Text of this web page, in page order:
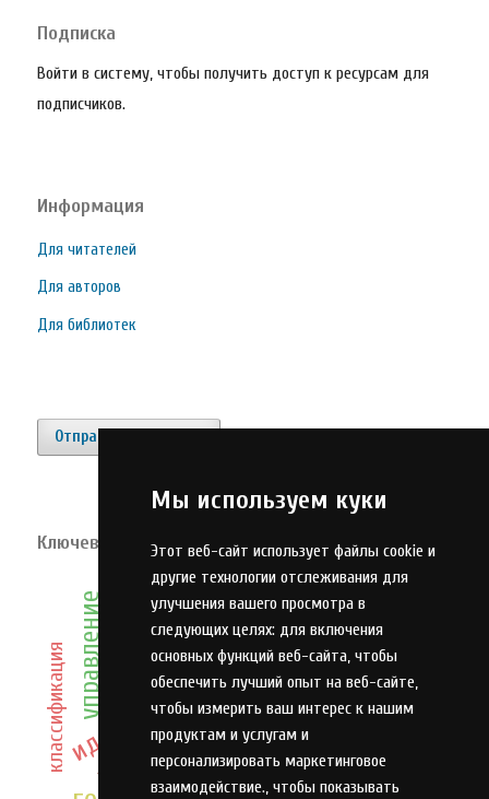
Мы используем куки
Этот веб-сайт использует файлы cookie и
другие технологии отслеживания для
улучшения вашего просмотра в
следующих целях: для включения
основных функций веб-сайта, чтобы
обеспечить лучший опыт на веб-сайте,
чтобы измерить ваш интерес к нашим
продуктам и услугам и
персонализировать маркетинговое
взаимодействие., чтобы показывать
Подписка
Войти в систему, чтобы получить доступ к ресурсам для
подписчиков.
Информация
Для читателей
Для авторов
Для библиотек
Отправить материал
Ключевые слова
автоматизация
стрелковый тренажер
оптимизация
идентификация
управление
нейронные сети
внешняя баллистика
модель
микроконтроллер
анализ
классификация